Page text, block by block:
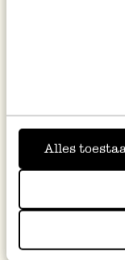
Alles
39,80 / kg
inkl. MwSt zzgl.